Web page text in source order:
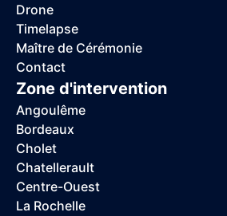
Drone
Timelapse
Maître de Cérémonie
Contact
Zone d'intervention
Angoulême
Bordeaux
Cholet
Chatellerault
Centre-Ouest
La Rochelle